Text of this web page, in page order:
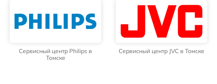
Сервисный центр Philips в
Томске
Сервисный центр JVC в Томске